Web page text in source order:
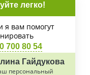
легко!
я вам помогут
700 80 54
Гайдукова
персональный